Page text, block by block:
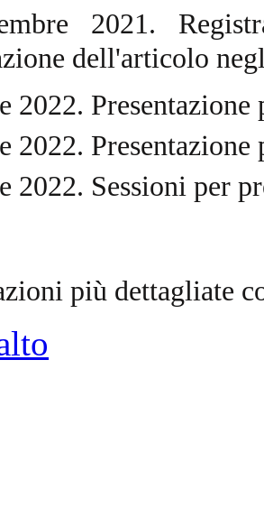
2021.
dell'articolo
2022. Presentazione
2022. Presentazione
2022. Sessioni per
più dettagliate